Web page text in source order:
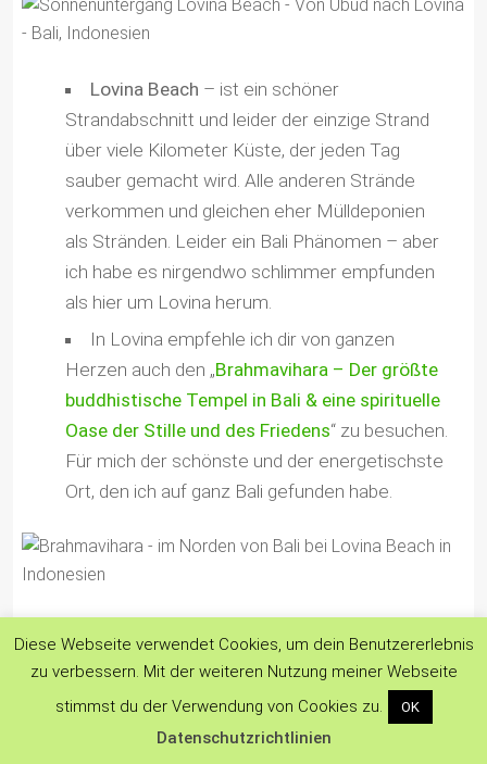
Lovina Beach – ist ein schöner
Strandabschnitt und leider der einzige Strand
über viele Kilometer Küste, der jeden Tag
sauber gemacht wird. Alle anderen Strände
verkommen und gleichen eher Mülldeponien
als Stränden. Leider ein Bali Phänomen – aber
ich habe es nirgendwo schlimmer empfunden
als hier um Lovina herum.
In Lovina empfehle ich dir von ganzen
Herzen auch den „Brahmavihara – Der größte
buddhistische Tempel in Bali & eine spirituelle
Oase der Stille und des Friedens“ zu besuchen.
Für mich der schönste und der energetischste
Ort, den ich auf ganz Bali gefunden habe.
Kann ich dich mit meiner Reise-Erlebnis für eine
solche Sightseeing Tour von Ubud nach Lovina
(oder
umgekehrt) begeistern? Hast du schon etwas
Diese Webseite verwendet Cookies, um dein Benutzererlebnis
zu verbessern. Mit der weiteren Nutzung meiner Webseite
stimmst du der Verwendung von Cookies zu.
OK
Datenschutzrichtlinien